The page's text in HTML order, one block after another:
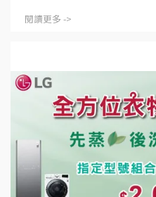
閱讀更多 ->